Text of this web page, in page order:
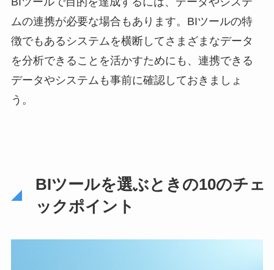
アプローチができるほ
か、新規客の開拓も […]
ムの連携が必要な場合もあります。BIツールの特
徴でもあるシステムを横断してさまざまなデータ
を分析できることを活かすためにも、連携できる
データやシステムも事前に確認しておきましょ
う。
BIツールを選ぶときの10のチェ
ックポイント